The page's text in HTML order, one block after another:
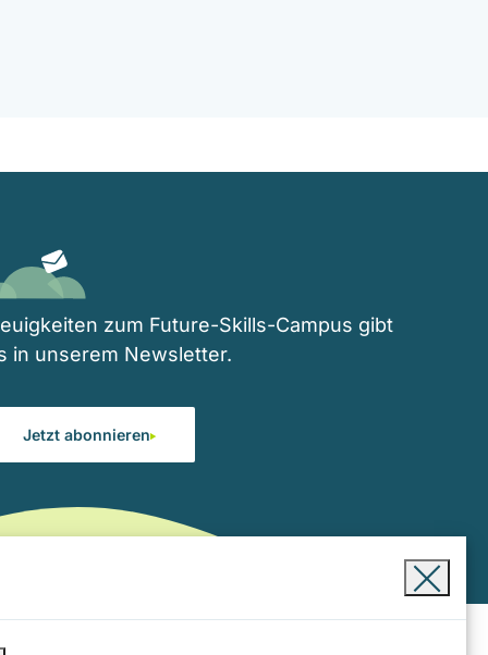
zum Future-Skills-Campus gibt
in unserem Newsletter.
Jetzt abonnieren